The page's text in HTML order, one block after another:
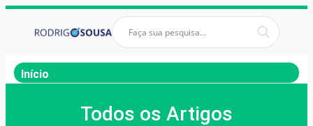
Início
Todos os Artigos